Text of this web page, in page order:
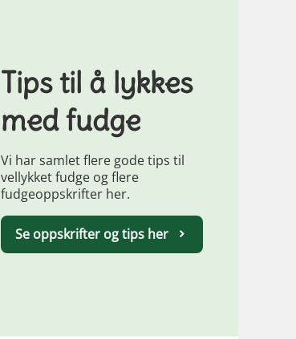
Tips til å lykkes
med fudge
Vi har samlet flere gode tips til
vellykket fudge og flere
fudgeoppskrifter her.
Se oppskrifter og tips her